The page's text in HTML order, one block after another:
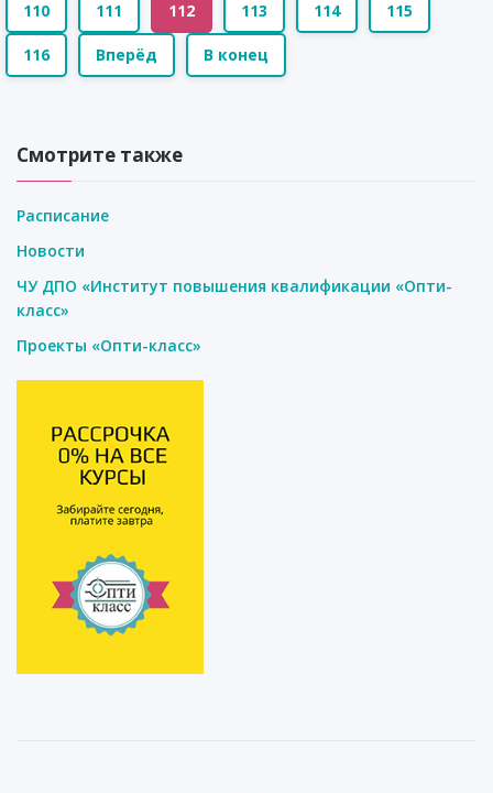
110 111 112 113 114 115
116 Вперёд В конец
Смотрите также
Расписание
Новости
ЧУ ДПО «Институт повышения квалификации «Опти-
класс»
Проекты «Опти-класс»